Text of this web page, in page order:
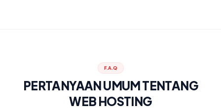
F.A.Q
PERTANYAAN UMUM TENTANG
WEB HOSTING